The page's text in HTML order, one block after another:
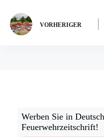
VORHERIGER
Werben Sie in
Feuerwehrzeitschrift!